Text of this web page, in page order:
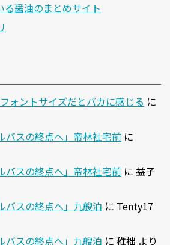
る醤油のまとめサイト
ォントサイズだとバカに感じる に
バスの終点へ」帝林社宅前 に
バスの終点へ」帝林社宅前 に 益子
バスの終点へ」九艘泊 に Tenty17
バスの終点へ」九艘泊 に 稚拙 より